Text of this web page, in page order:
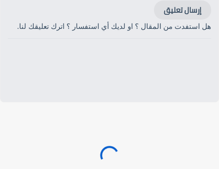
إرسال تعليق
هل استفدت من المقال ؟ او لديك أي استفسار ؟ اترك تعليقك لنا.